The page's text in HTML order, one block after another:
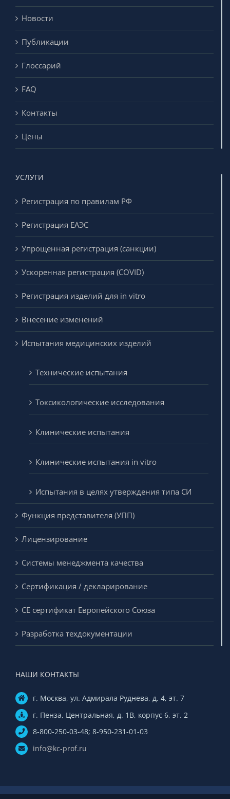
Новости
Публикации
Глоссарий
FAQ
Контакты
Цены
УСЛУГИ
Регистрация по правилам РФ
Регистрация ЕАЭС
Упрощенная регистрация (санкции)
Ускоренная регистрация (COVID)
Регистрация изделий для in vitro
Внесение изменений
Испытания медицинских изделий
Технические испытания
Токсикологические исследования
Клинические испытания
Клинические испытания in vitro
Испытания в целях утверждения типа СИ
Функция представителя (УПП)
Лицензирование
Системы менеджмента качества
Сертификация / декларирование
CE сертификат Европейского Союза
Разработка техдокументации
НАШИ КОНТАКТЫ
г. Москва, ул. Адмирала Руднева, д. 4, эт. 7
г. Пенза, Центральная, д. 1В, корпус 6, эт. 2
8-800-250-03-48; 8-950-231-01-03
info@kc-prof.ru